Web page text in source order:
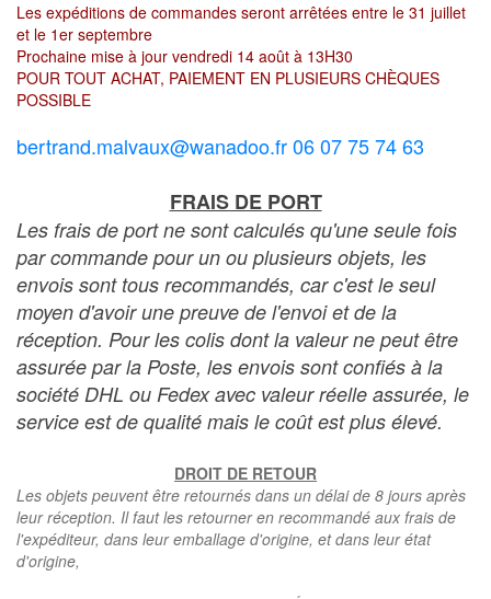
Les expéditions de commandes seront arrêtées entre le 31 juillet
et le 1er septembre
Prochaine mise à jour vendredi 14 août à 13H30
POUR TOUT ACHAT, PAIEMENT EN PLUSIEURS CHÈQUES
POSSIBLE
bertrand.malvaux@wanadoo.fr 06 07 75 74 63
FRAIS DE PORT
Les frais de port ne sont calculés qu'une seule fois
par commande pour un ou plusieurs objets, les
envois sont tous recommandés, car c'est le seul
moyen d'avoir une preuve de l'envoi et de la
réception. Pour les colis dont la valeur ne peut être
assurée par la Poste, les envois sont confiés à la
société DHL ou Fedex avec valeur réelle assurée, le
service est de qualité mais le coût est plus élevé.
DROIT DE RETOUR
Les objets peuvent être retournés dans un délai de 8 jours après
leur réception. Il faut les retourner en recommandé aux frais de
l'expéditeur, dans leur emballage d'origine, et dans leur état
d'origine,